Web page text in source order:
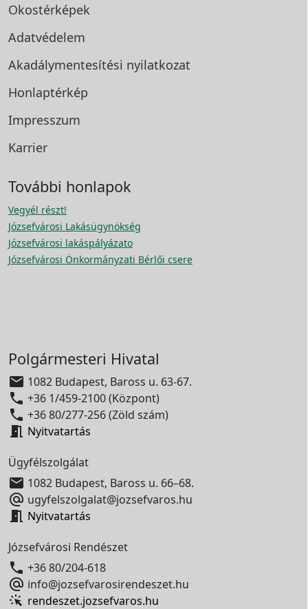
Okostérképek
Adatvédelem
Akadálymentesítési nyilatkozat
Honlaptérkép
Impresszum
Karrier
További honlapok
Vegyél részt!
Józsefvárosi Lakásügynökség
Józsefvárosi lakáspályázato
Józsefvárosi Önkormányzati Bérlői csere
Polgármesteri Hivatal
 1082 Budapest, Baross u. 63-67.
 +36 1/459-2100 (Központ)
 +36 80/277-256 (Zöld szám)
 Nyitvatartás
Ügyfélszolgálat
 1082 Budapest, Baross u. 66–68.
 ugyfelszolgalat@jozsefvaros.hu
 Nyitvatartás
Józsefvárosi Rendészet
 +36 80/204-618
 info@jozsefvarosirendeszet.hu
rendeszet.jozsefvaros.hu